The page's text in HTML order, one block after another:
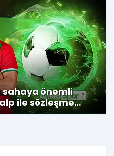
önemli
ile sözleşme